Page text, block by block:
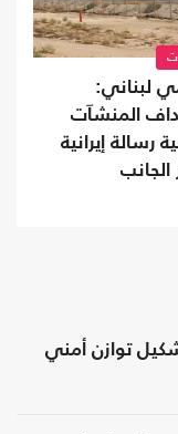
لبناني:
المنشآت
رسالة إيرانية
الجانب
توازن أمني